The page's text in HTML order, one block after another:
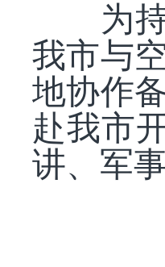
为持
我市与
地协作
赴我市
讲、军